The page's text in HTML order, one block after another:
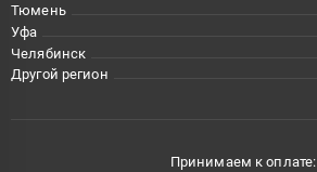
Тюмень
Уфа
Челябинск
Другой регион
Принимаем к оплате: